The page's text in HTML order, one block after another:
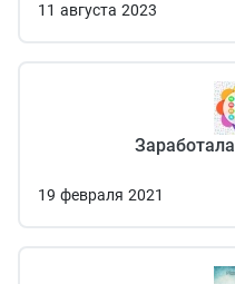
11 августа 2023
19 февраля 2021
Заработала